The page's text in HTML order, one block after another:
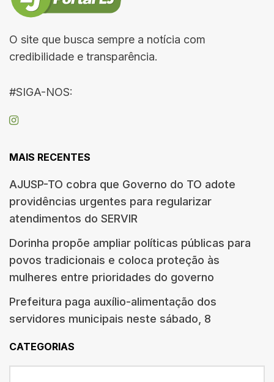
O site que busca sempre a notícia com
credibilidade e transparência.
#SIGA-NOS:
MAIS RECENTES
AJUSP-TO cobra que Governo do TO adote
providências urgentes para regularizar
atendimentos do SERVIR
Dorinha propõe ampliar políticas públicas para
povos tradicionais e coloca proteção às
mulheres entre prioridades do governo
Prefeitura paga auxílio-alimentação dos
servidores municipais neste sábado, 8
CATEGORIAS